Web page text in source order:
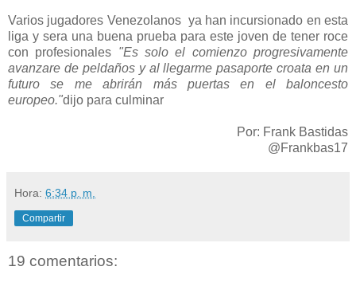
Varios jugadores Venezolanos ya han incursionado en esta
liga y sera una buena prueba para este joven de tener roce
con profesionales "Es solo el comienzo progresivamente
avanzare de peldaños y al llegarme pasaporte croata en un
futuro se me abrirán más puertas en el baloncesto
europeo."dijo para culminar
Por: Frank Bastidas
@Frankbas17
Hora: 6:34 p. m.
Compartir
19 comentarios: